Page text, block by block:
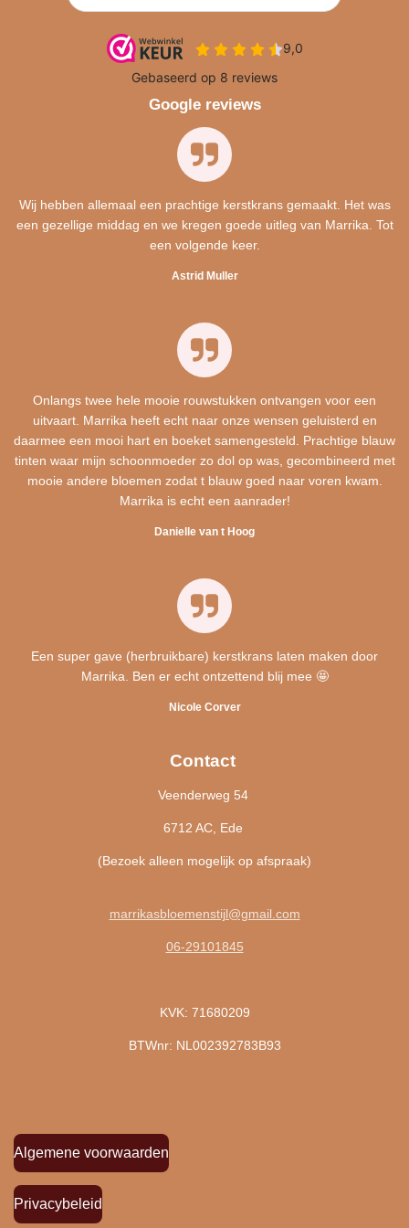
Google reviews
Wij hebben allemaal een prachtige kerstkrans gemaakt. Het was
een gezellige middag en we kregen goede uitleg van Marrika. Tot
een volgende keer.
Astrid Muller
Onlangs twee hele mooie rouwstukken ontvangen voor een
uitvaart. Marrika heeft echt naar onze wensen geluisterd en
daarmee een mooi hart en boeket samengesteld. Prachtige blauw
tinten waar mijn schoonmoeder zo dol op was, gecombineerd met
mooie andere bloemen zodat t blauw goed naar voren kwam.
Marrika is echt een aanrader!
Danielle van t Hoog
Een super gave (herbruikbare) kerstkrans laten maken door
Marrika. Ben er echt ontzettend blij mee 🤩
Nicole Corver
Contact
Veenderweg 54
6712 AC, Ede
(Bezoek alleen mogelijk op afspraak)
marrikasbloemenstijl@gmail.com
06-29101845
KVK: 71680209
BTWnr: NL002392783B93
Algemene voorwaarden
Privacybeleid